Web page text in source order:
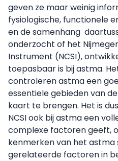
geven ze maar weinig
fysiologische, functionele
en de samenhang
onderzocht of het
Instrument (NCSI),
toepasbaar is bij astma.
controleren astma een
essentiele gebieden van
kaart te brengen. Het is
NCSI ook bij astma een
complexe factoren geeft,
kenmerken van het
gerelateerde factoren in